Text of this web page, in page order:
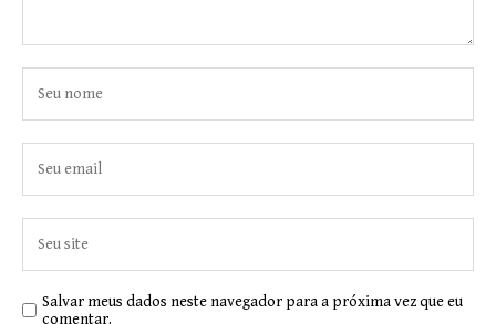
Salvar meus dados neste navegador para a próxima vez que eu
comentar.